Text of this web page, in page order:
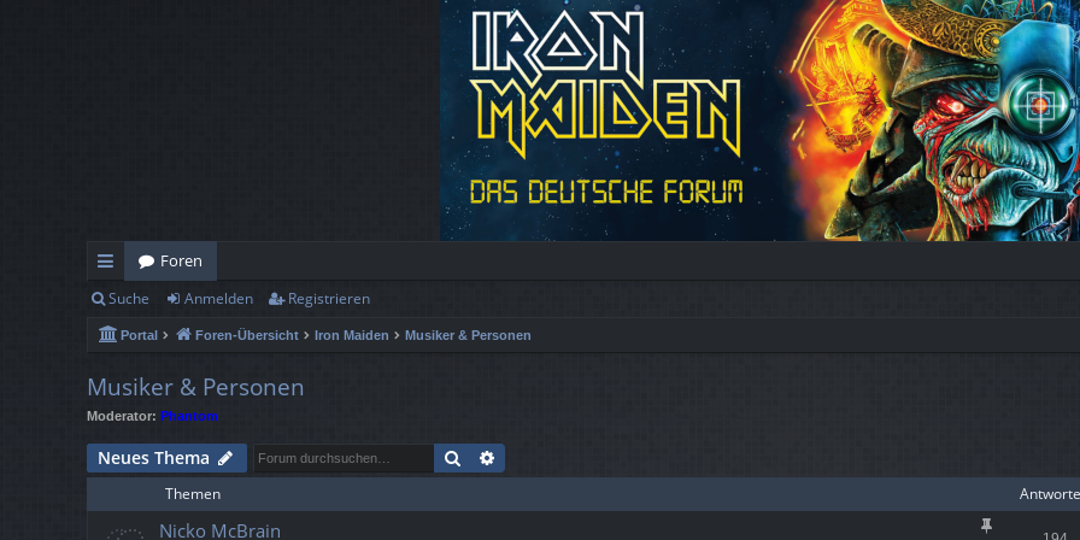
ch
ne
llz
ug
rif
Foren
Suche Anmelden Registrieren
Portal Foren-Übersicht Iron Maiden Musiker & Personen
Musiker & Personen
Moderator: Phantom
Neues Thema Suche
Themen
Nicko McBrain